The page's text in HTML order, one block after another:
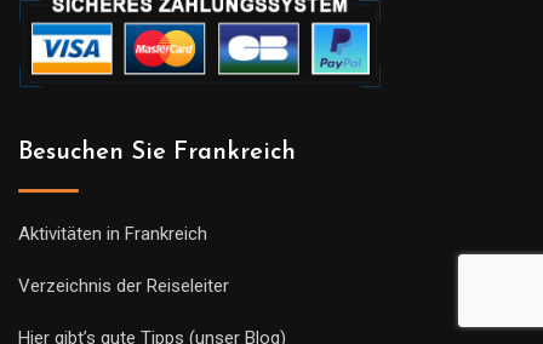
Besuchen Sie Frankreich
Aktivitäten in Frankreich
Verzeichnis der Reiseleiter
Hier gibt’s gute Tipps (unser Blog)